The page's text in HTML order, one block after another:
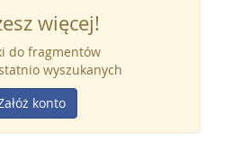
więcej!
do fragmentów
wyszukanych
konto